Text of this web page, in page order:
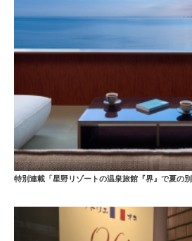
特別連載「星野リゾートの温泉旅館『界』で夏の